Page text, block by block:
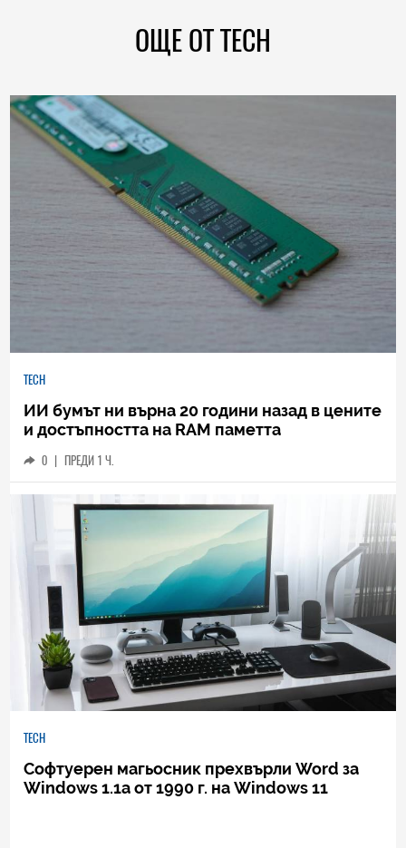
ОЩЕ ОТ TECH
TECH
ИИ бумът ни върна 20 години назад в цените
и достъпността на RAM паметта
0 | ПРЕДИ 1 Ч.
TECH
Софтуерен магьосник прехвърли Word за
Windows 1.1a от 1990 г. на Windows 11